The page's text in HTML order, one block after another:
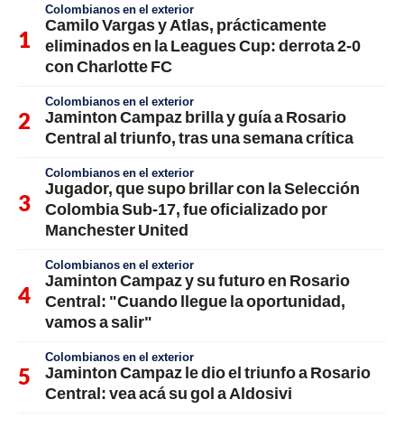
Colombianos en el exterior
Camilo Vargas y Atlas, prácticamente
eliminados en la Leagues Cup: derrota 2-0
con Charlotte FC
Colombianos en el exterior
Jaminton Campaz brilla y guía a Rosario
Central al triunfo, tras una semana crítica
Colombianos en el exterior
Jugador, que supo brillar con la Selección
Colombia Sub-17, fue oficializado por
Manchester United
Colombianos en el exterior
Jaminton Campaz y su futuro en Rosario
Central: "Cuando llegue la oportunidad,
vamos a salir"
Colombianos en el exterior
Jaminton Campaz le dio el triunfo a Rosario
Central: vea acá su gol a Aldosivi